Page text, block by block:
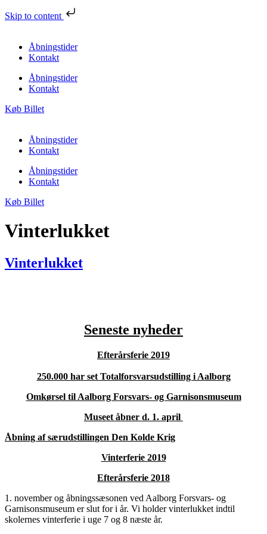
Skip to content
Åbningstider
Kontakt
Åbningstider
Kontakt
Køb Billet
Åbningstider
Kontakt
Åbningstider
Kontakt
Køb Billet
Vinterlukket
Vinterlukket
Seneste nyheder
Efterårsferie 2019
250.000 har set Totalforsvarsudstilling i Aalborg
Omkørsel til Aalborg Forsvars- og Garnisonsmuseum
Museet åbner d. 1. april
Åbning af særudstillingen Den Kolde Krig
Vinterferie 2019
Efterårsferie 2018
1. november og åbningssæsonen ved Aalborg Forsvars- og
Garnisonsmuseum er slut for i år. Vi holder vinterlukket indtil
skolernes vinterferie i uge 7 og 8 næste år.